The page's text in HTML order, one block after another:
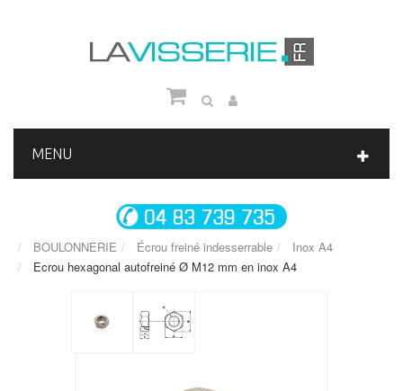
MENU
BOULONNERIE Écrou freiné indesserrable
Inox A4
Ecrou hexagonal autofreiné Ø M12 mm en inox A4